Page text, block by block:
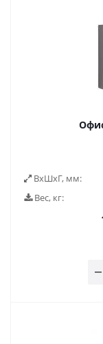
ВxШxГ, мм:
Вес, кг: